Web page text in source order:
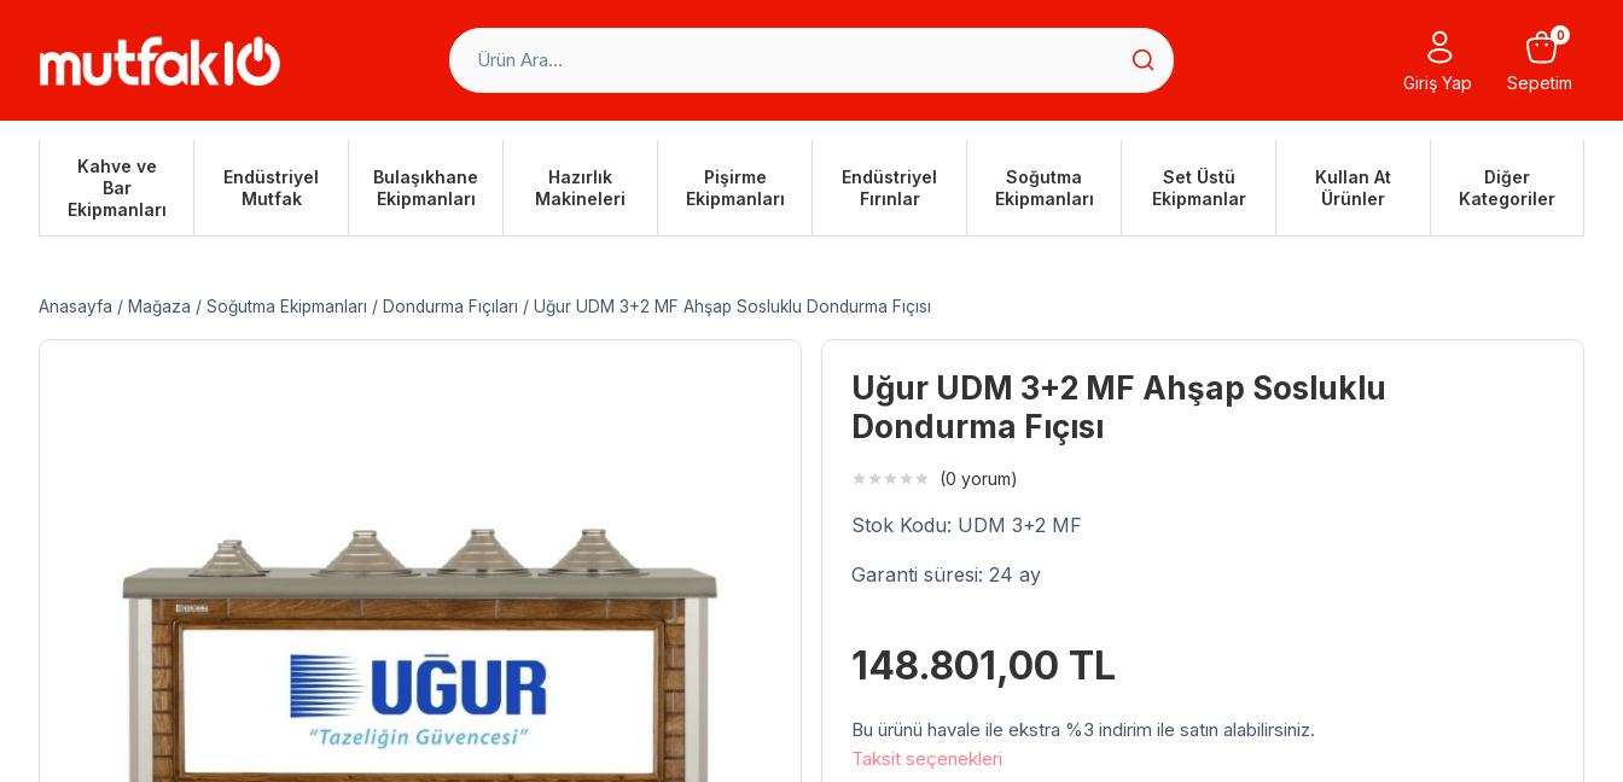
Giriş Yap Sepetim
0
Kahve ve
Bar
Ekipmanları
Endüstriyel
Mutfak
Bulaşıkhane
Ekipmanları
Hazırlık
Makineleri
Pişirme
Ekipmanları
Endüstriyel
Fırınlar
Soğutma
Ekipmanları
Set Üstü
Ekipmanlar
Kullan At
Ürünler
Diğer
Kategoriler
Anasayfa / Mağaza / Soğutma Ekipmanları / Dondurma Fıçıları / Uğur UDM 3+2 MF Ahşap Sosluklu Dondurma Fıçısı
Uğur UDM 3+2 MF Ahşap Sosluklu
Dondurma Fıçısı
(0 yorum)
Stok Kodu: UDM 3+2 MF
Garanti süresi: 24 ay
148.801,00 TL
Bu ürünü havale ile ekstra %3 indirim ile satın alabilirsiniz.
Taksit seçenekleri